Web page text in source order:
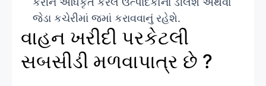
જેડા કચેરીમાં જમાં કરાવવાનું રહેશે.
વાહન ખરીદી પરકેટલી
સબસીડી મળવાપાત્ર છે ?